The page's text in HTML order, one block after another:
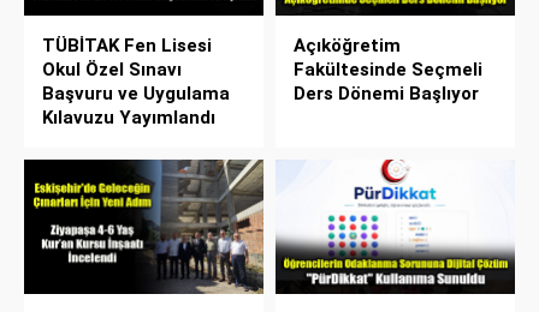
TÜBİTAK Fen Lisesi
Okul Özel Sınavı
Başvuru ve Uygulama
Kılavuzu Yayımlandı
Açıköğretim
Fakültesinde Seçmeli
Ders Dönemi Başlıyor